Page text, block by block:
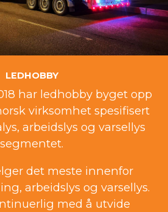
LEDHOBBY
har ledhobby byget opp
virksomhet spesifisert
arbeidslys og varsellys
segmentet.
det meste innenfor
arbeidslys og varsellys.
med å utvide